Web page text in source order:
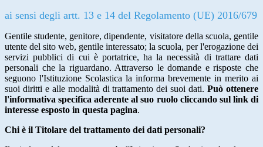
ai sensi degli artt. 13 e 14 del Regolamento (UE) 2016/679
Gentile studente, genitore, dipendente, visitatore della scuola, gentile
utente del sito web, gentile interessato; la scuola, per l'erogazione dei
servizi pubblici di cui è portatrice, ha la necessità di trattare dati
personali che la riguardano. Attraverso le domande e risposte che
seguono l'Istituzione Scolastica la informa brevemente in merito ai
suoi diritti e alle modalità di trattamento dei suoi dati.Può ottenere
l'informativa specifica aderente al suo ruolo cliccando sul link di
interesse esposto in questa pagina.
Chi è il Titolare del trattamento dei dati personali?